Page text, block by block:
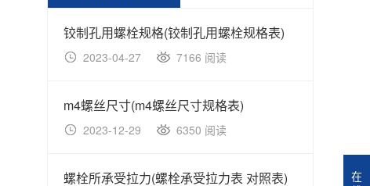
铰制孔用螺栓规格(铰制孔用螺栓规格表)
2023-04-27 7166 阅读
m4螺丝尺寸(m4螺丝尺寸规格表)
2023-12-29 6350 阅读
螺栓所承受拉力(螺栓承受拉力表 对照表)
在